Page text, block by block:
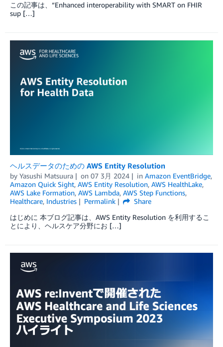
この記事は、“Enhanced interoperability with SMART on FHIR
sup […]
ヘルスデータのための AWS Entity Resolution
by Yasushi Matsuura on 07 3月 2024 in Amazon EventBridge,
Amazon Quick Sight, AWS Entity Resolution, AWS HealthLake,
AWS Lake Formation, AWS Lambda, AWS Step Functions,
Healthcare, Industries Permalink
Share
はじめに 本ブログ記事は、AWS Entity Resolution を利用するこ
とにより、ヘルスケア分野にお […]